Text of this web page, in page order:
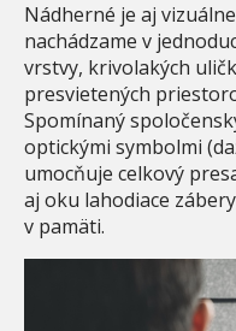
Nádherné je aj
nachádzame v
vrstvy, krivolakých
presvietených
Spomínaný
optickými symbolmi
umocňuje celkový
aj oku lahodiace
v pamäti.